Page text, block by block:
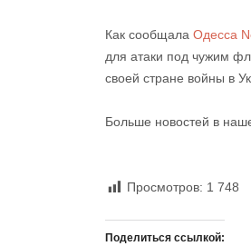
Как сообщала Одесса
для атаки под чужим
своей стране войны в
Больше новостей в
Просмотров: 1 748
Поделиться ссылкой: